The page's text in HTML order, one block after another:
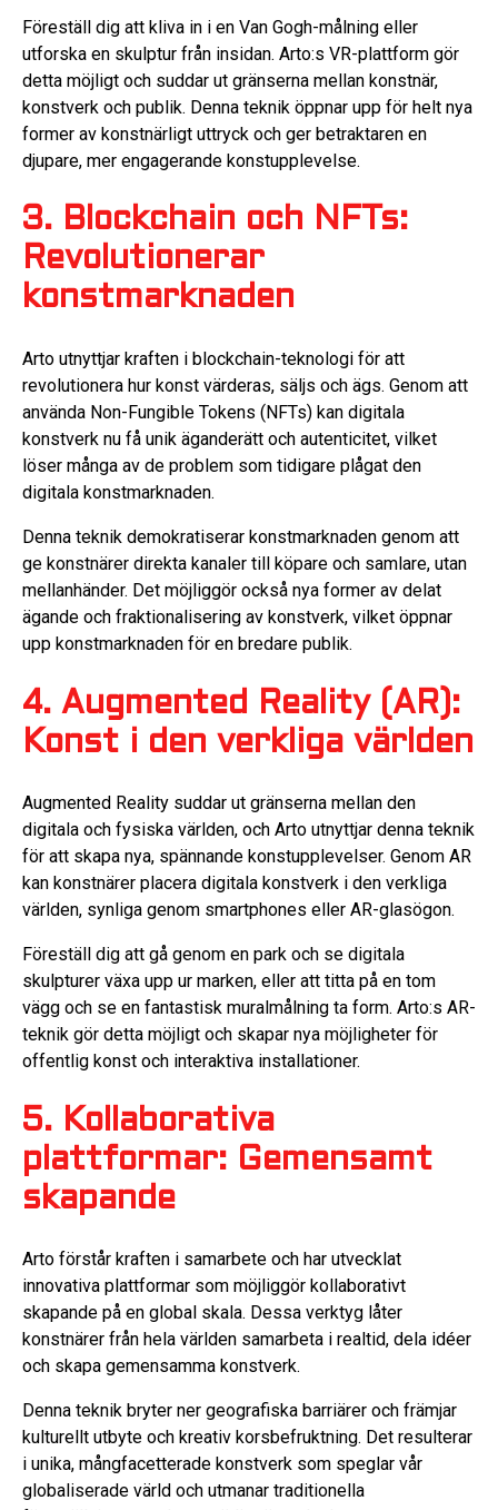
Föreställ dig att kliva in i en Van Gogh-målning eller
utforska en skulptur från insidan. Arto:s VR-plattform gör
detta möjligt och suddar ut gränserna mellan konstnär,
konstverk och publik. Denna teknik öppnar upp för helt nya
former av konstnärligt uttryck och ger betraktaren en
djupare, mer engagerande konstupplevelse.
3. Blockchain och NFTs:
Revolutionerar
konstmarknaden
Arto utnyttjar kraften i blockchain-teknologi för att
revolutionera hur konst värderas, säljs och ägs. Genom att
använda Non-Fungible Tokens (NFTs) kan digitala
konstverk nu få unik äganderätt och autenticitet, vilket
löser många av de problem som tidigare plågat den
digitala konstmarknaden.
Denna teknik demokratiserar konstmarknaden genom att
ge konstnärer direkta kanaler till köpare och samlare, utan
mellanhänder. Det möjliggör också nya former av delat
ägande och fraktionalisering av konstverk, vilket öppnar
upp konstmarknaden för en bredare publik.
4. Augmented Reality (AR):
Konst i den verkliga världen
Augmented Reality suddar ut gränserna mellan den
digitala och fysiska världen, och Arto utnyttjar denna teknik
för att skapa nya, spännande konstupplevelser. Genom AR
kan konstnärer placera digitala konstverk i den verkliga
världen, synliga genom smartphones eller AR-glasögon.
Föreställ dig att gå genom en park och se digitala
skulpturer växa upp ur marken, eller att titta på en tom
vägg och se en fantastisk muralmålning ta form. Arto:s AR-
teknik gör detta möjligt och skapar nya möjligheter för
offentlig konst och interaktiva installationer.
5. Kollaborativa
plattformar: Gemensamt
skapande
Arto förstår kraften i samarbete och har utvecklat
innovativa plattformar som möjliggör kollaborativt
skapande på en global skala. Dessa verktyg låter
konstnärer från hela världen samarbeta i realtid, dela idéer
och skapa gemensamma konstverk.
Denna teknik bryter ner geografiska barriärer och främjar
kulturellt utbyte och kreativ korsbefruktning. Det resulterar
i unika, mångfacetterade konstverk som speglar vår
globaliserade värld och utmanar traditionella